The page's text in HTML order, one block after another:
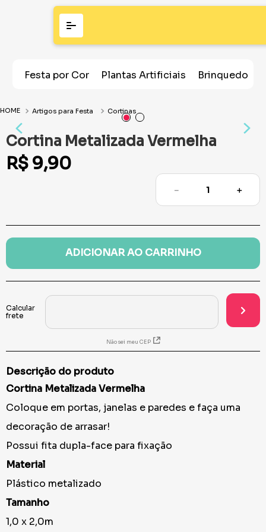
Festa por Cor Plantas Artificiais Brinquedos
Artigos para Festa Cortinas
Cortina Metalizada Vermelha
R$ 9,90
＋
－
ADICIONAR AO CARRINHO
Não sei meu CEP
Descrição do produto
Cortina Metalizada Vermelha
Coloque em portas, janelas e paredes e faça uma
decoração de arrasar!
Possui fita dupla-face para fixação
Material
Plástico metalizado
Tamanho
1,0 x 2,0m